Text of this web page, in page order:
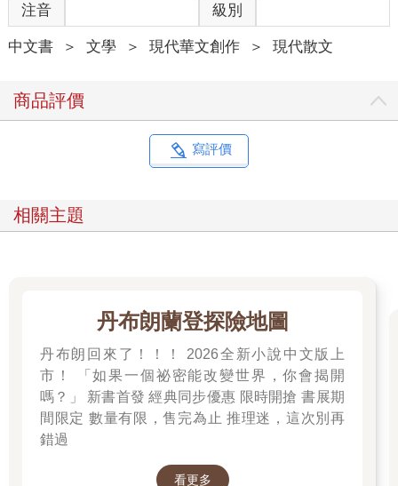
還真就想起了小時候的作業簿，四個格子一組剛好併成一片
「田」，不含鉛不含水的墨跡在大平原上水淹七軍。
筆夠硬，作業寫不乾淨的問題也就到一段落。但那時候不管大人
力到，無法跟別人用同樣的鉛筆？
那個年代，「感覺統合能力測試」之類的檢測還不流行，即便我
能解決」，多少需要一點早療或動作訓練。我當然更不會懂這
些，只是本能地覺得「寫字很煩」。所以，在小學階段的四大科
是數學。跟這些科目本質毫無關係，純粹是依照考卷所需的「中
文作答字數」來決定的。小時候的我超級討厭寫字。而我並不知
階段。我自小也被熱熔膠棒、木製飯匙或從課桌椅拆下來的木條
在這新舊交替的時期，我的老師們便以罰寫來取代體罰。多年以
後，我在師培課程裡明白了他們的邏輯——如果都要處罰學生
了，與其無意義地使學生疼痛，不如讓他「順便」練習一些需要
反覆操作才能精熟的技能，比如寫出一手漂亮的好字。
殊不知對我來說，罰寫就是體罰。上課愛講話、聽課不專心、偷
抄課文兩遍，或者抄生詞二十行。母親和我同校，她教高年級，
注音 級別
中文書 ＞ 文學 ＞ 現代華文創作 ＞ 現代散文
商品評價
寫評價
相關主題
丹布朗蘭登探險地圖
丹布朗回來了！！！ 2026全新小說中文版上
市！ 「如果一個祕密能改變世界，你會揭開
嗎？」 新書首發 經典同步優惠 限時開搶 書展期
間限定 數量有限，售完為止 推理迷，這次別再
錯過
看更多